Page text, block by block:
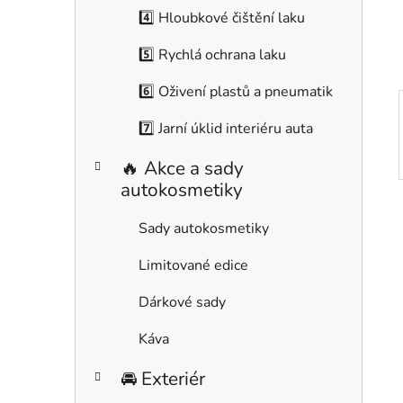
4️⃣ Hloubkové čištění laku
5️⃣ Rychlá ochrana laku
6️⃣ Oživení plastů a pneumatik
7️⃣ Jarní úklid interiéru auta
🔥 Akce a sady
autokosmetiky
Sady autokosmetiky
Limitované edice
Dárkové sady
Káva
🚘 Exteriér